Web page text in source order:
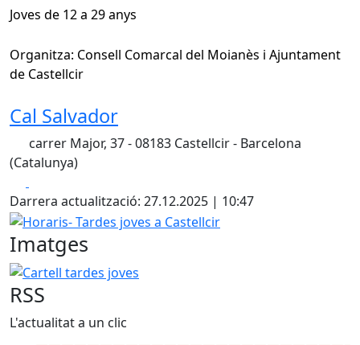
Joves de 12 a 29 anys
Organitza: Consell Comarcal del Moianès i Ajuntament
de Castellcir
Cal Salvador
carrer Major, 37 - 08183 Castellcir - Barcelona
(Catalunya)
Darrera actualització: 27.12.2025 | 10:47
Horaris- Tardes joves a Castellcir
Imatges
Cartell tardes joves
RSS
L'actualitat a un clic